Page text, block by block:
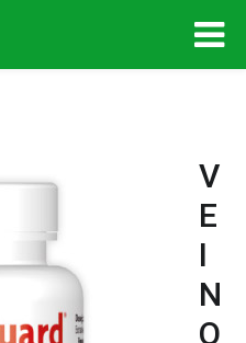
V
E
I
N
O